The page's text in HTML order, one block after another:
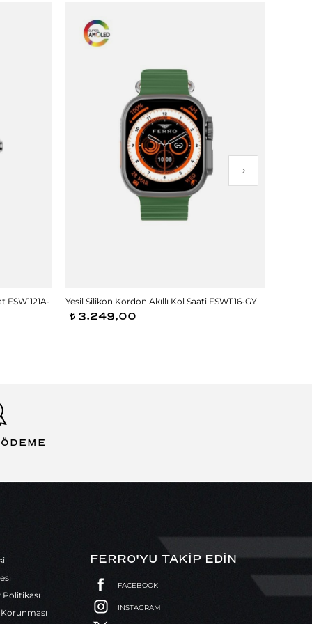
FSW1121A- Yesil Silikon Kordon Akıllı Kol Saati FSW1116-GY
t3.249,00
Politikası
FERRO'YU TAKİP EDİN
FACEBOOK
INSTAGRAM